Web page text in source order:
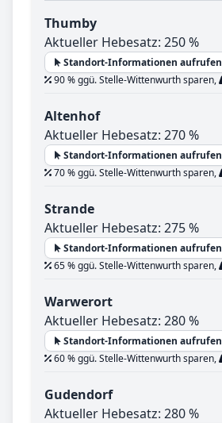
Thumby
Aktueller Hebesatz: 250 %
Standort-Informationen aufrufen
90 % ggü. Stelle-Wittenwurth sparen,
Altenhof
Aktueller Hebesatz: 270 %
Standort-Informationen aufrufen
70 % ggü. Stelle-Wittenwurth sparen,
Strande
Aktueller Hebesatz: 275 %
Standort-Informationen aufrufen
65 % ggü. Stelle-Wittenwurth sparen,
Warwerort
Aktueller Hebesatz: 280 %
Standort-Informationen aufrufen
60 % ggü. Stelle-Wittenwurth sparen,
Gudendorf
Aktueller Hebesatz: 280 %